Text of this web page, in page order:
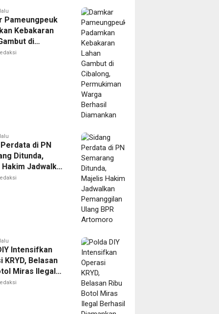
Pameungpeuk
Kebakaran
di
Permukiman
di PN
Ditunda,
Jadwalkan
Ulang BPR
Intensifkan
KRYD, Belasan
Miras Ilegal
Diamankan